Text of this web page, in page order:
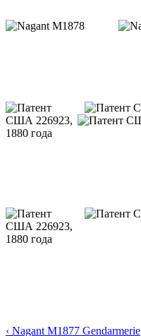
‹ Nagant M1877 Gendarmerie